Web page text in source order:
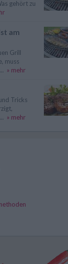
gehört zu
am
Grill
muss
» mehr
Tricks
» mehr